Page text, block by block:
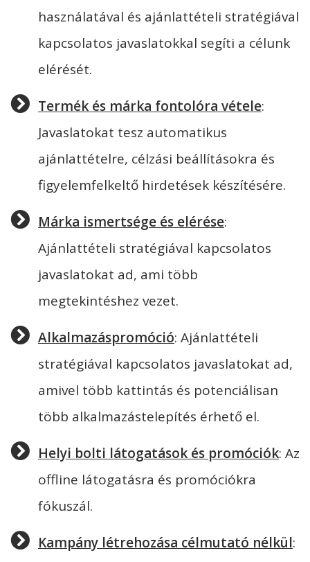
használatával és ajánlattételi stratégiával
kapcsolatos javaslatokkal segíti a célunk
elérését.
Termék és márka fontolóra vétele:
Javaslatokat tesz automatikus
ajánlattételre, célzási beállításokra és
figyelemfelkeltő hirdetések készítésére.
Márka ismertsége és elérése:
Ajánlattételi stratégiával kapcsolatos
javaslatokat ad, ami több
megtekintéshez vezet.
Alkalmazáspromóció: Ajánlattételi
stratégiával kapcsolatos javaslatokat ad,
amivel több kattintás és potenciálisan
több alkalmazástelepítés érhető el.
Helyi bolti látogatások és promóciók: Az
offline látogatásra és promóciókra
fókuszál.
Kampány létrehozása célmutató nélkül: